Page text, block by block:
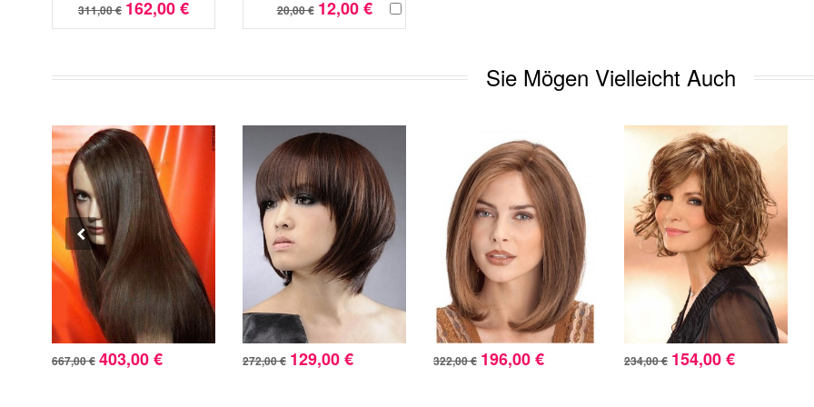
311,00 € 162,00 € 20,00 € 12,00 €
Sie Mögen Vielleicht Auch
667,00 € 403,00 € 272,00 € 129,00 € 322,00 € 196,00 € 234,00 € 154,00 €